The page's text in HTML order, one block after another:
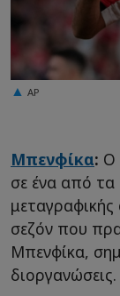
AP
Μπενφίκα: Ο
σε ένα από τα
σεζόν που
Μπενφίκα,
διοργανώσεις.